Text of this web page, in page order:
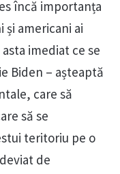
încă importanța
americani ai
imediat ce se
Biden – așteaptă
care să
să se
teritoriu pe o
de